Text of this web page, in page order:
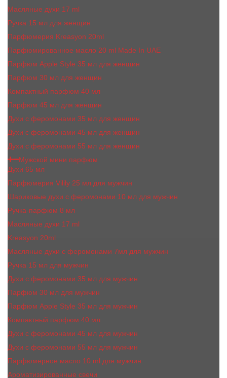
Масляные духи 17 ml
Ручка 15 мл для женщин
Парфюмерия Kreasyon 20ml
Парфюмированное масло 20 ml Made In UAE
Парфюм Apple Style 35 мл для женщин
Парфюм 30 мл для женщин
Компактный парфюм 40 мл
Парфюм 45 мл для женщин
Духи с феромонами 35 мл для женщин
Духи с феромонами 45 мл для женщин
Духи с феромонами 55 мл для женщин
Мужской мини парфюм
Духи 65 мл
Парфюмерия Vilily 25 мл для мужчин
Шариковые духи с феромонами 10 мл для мужчин
Ручка-парфюм 8 мл
Масляные духи 17 ml
Kreasyon 20ml
Масляные духи c феромонами 7мл для мужчин
Ручка 15 мл для мужчин
Духи с феромонами 35 мл для мужчин
Парфюм 30 мл для мужчин
Парфюм Apple Style 35 мл для мужчин
Компактный парфюм 40 мл
Духи с феромонами 45 мл для мужчин
Духи с феромонами 55 мл для мужчин
Парфюмерное масло 10 ml для мужчин
Ароматизированные свечи